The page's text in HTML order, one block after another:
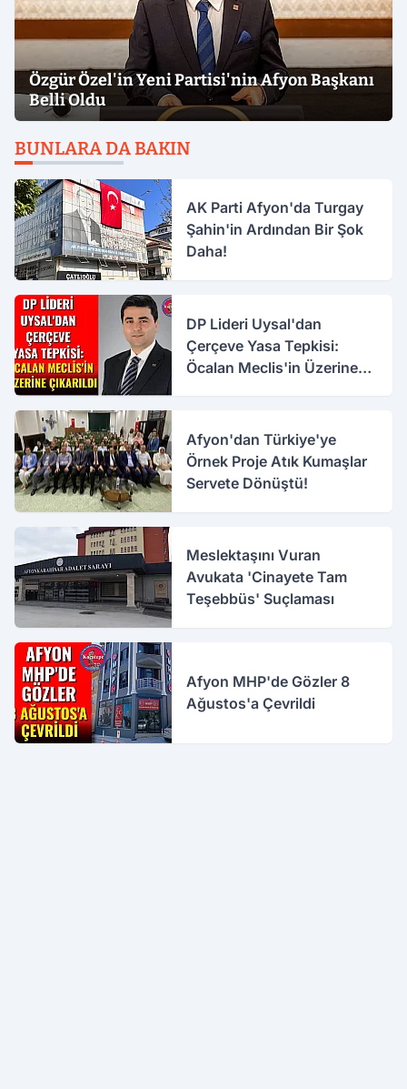
Özgür Özel'in Yeni Partisi'nin Afyon Başkanı
Belli Oldu
BUNLARA DA BAKIN
AK Parti Afyon'da Turgay
Şahin'in Ardından Bir Şok
Daha!
DP Lideri Uysal'dan
Çerçeve Yasa Tepkisi:
Öcalan Meclis'in Üzerine
Afyon'dan Türkiye'ye
Örnek Proje Atık Kumaşlar
Servete Dönüştü!
Meslektaşını Vuran
Avukata 'Cinayete Tam
Teşebbüs' Suçlaması
Afyon MHP'de Gözler 8
Ağustos'a Çevrildi